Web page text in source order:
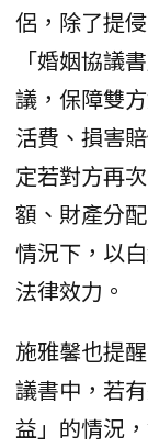
侶，除了提
「婚姻協議
議，保障雙
活費、損害
定若對方再
額、財產分
情況下，以
法律效力。
施雅馨也提
議書中，若
益」的情況